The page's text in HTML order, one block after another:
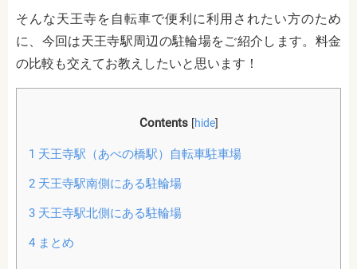
そんな天王寺を自転車で便利に利用されたい方のため
に、今回は天王寺駅周辺の駐輪場をご紹介します。料金
の比較も交えてお教えしたいと思います！
Contents [hide]
1 天王寺駅（あべの橋駅）自転車駐車場
2天王寺駅南側にある駐輪場
3天王寺駅北側にある駐輪場
4まとめ